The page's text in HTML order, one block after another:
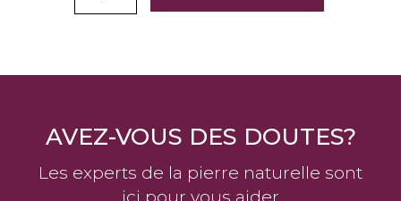
AVEZ-VOUS DES DOUTES?
Les experts de la pierre naturelle sont